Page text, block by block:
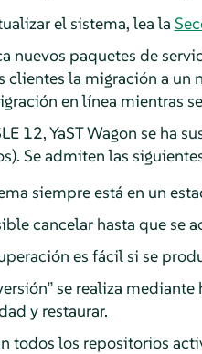
el sistema, lea la
nuevos paquetes de
clientes la migración a un
en línea mientras
12, YaST Wagon se ha
Se admiten las
siempre está en un
cancelar hasta que se
es fácil si se
”se realiza mediante
y restaurar.
todos los repositorios